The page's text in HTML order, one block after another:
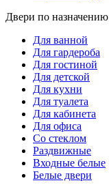
Двери по назначению
Для ванной
Для гардероба
Для гостиной
Для детской
Для кухни
Для туалета
Для кабинета
Для офиса
Со стеклом
Раздвижные
Входные белые
Белые двери